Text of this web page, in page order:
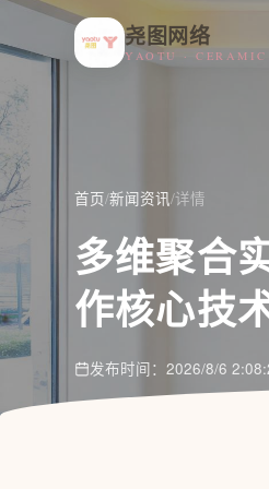
尧图网络
YAOTU · CERAMIC
首页/新闻资讯/详情
多维聚合
作核心技
发布时间：2026/8/6